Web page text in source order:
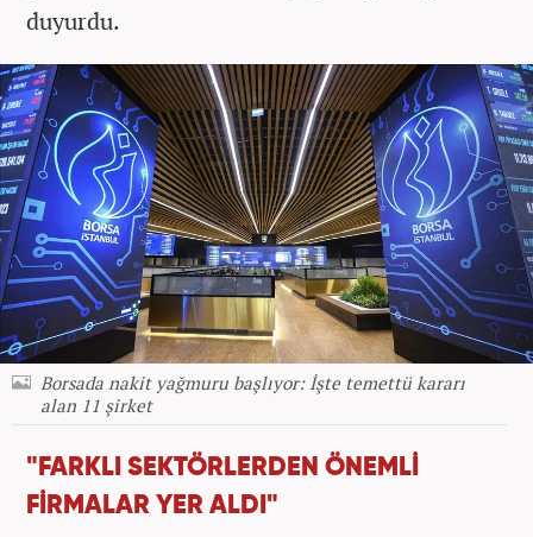
duyurdu.
Borsada nakit yağmuru başlıyor: İşte temettü kararı
alan 11 şirket
"FARKLI SEKTÖRLERDEN ÖNEMLİ
FİRMALAR YER ALDI"